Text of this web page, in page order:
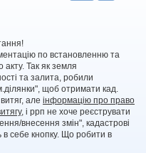
по встановленню та
Так як земля
та залита, робили
щоб отримати кад.
але інформацію про право
, і ррп не хоче реєструвати
внесення змін", кадастрові
в себе кнопку. Що робити в